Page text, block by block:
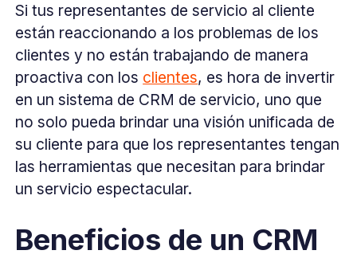
Si tus representantes de servicio al cliente
están reaccionando a los problemas de los
clientes y no están trabajando de manera
proactiva con los clientes, es hora de invertir
en un sistema de CRM de servicio, uno que
no solo pueda brindar una visión unificada de
su cliente para que los representantes tengan
las herramientas que necesitan para brindar
un servicio espectacular.
Beneficios de un CRM